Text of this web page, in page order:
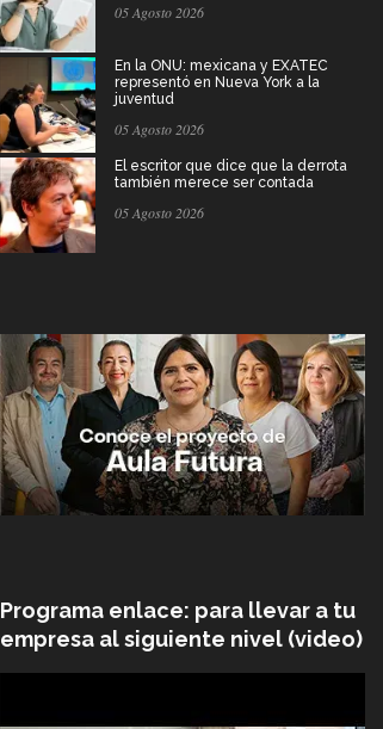
05 Agosto 2026
En la ONU: mexicana y EXATEC
representó en Nueva York a la
juventud
05 Agosto 2026
El escritor que dice que la derrota
también merece ser contada
05 Agosto 2026
Programa enlace: para llevar a tu
empresa al siguiente nivel (video)